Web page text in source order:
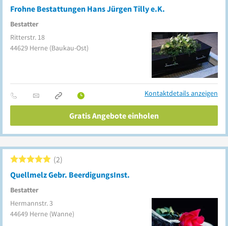
Frohne Bestattungen Hans Jürgen Tilly e.K.
Bestatter
Ritterstr. 18
44629 Herne (Baukau-Ost)
Kontaktdetails anzeigen
Gratis Angebote einholen
Quellmelz Gebr. BeerdigungsInst.
Bestatter
2
Hermannstr. 3
44649 Herne (Wanne)